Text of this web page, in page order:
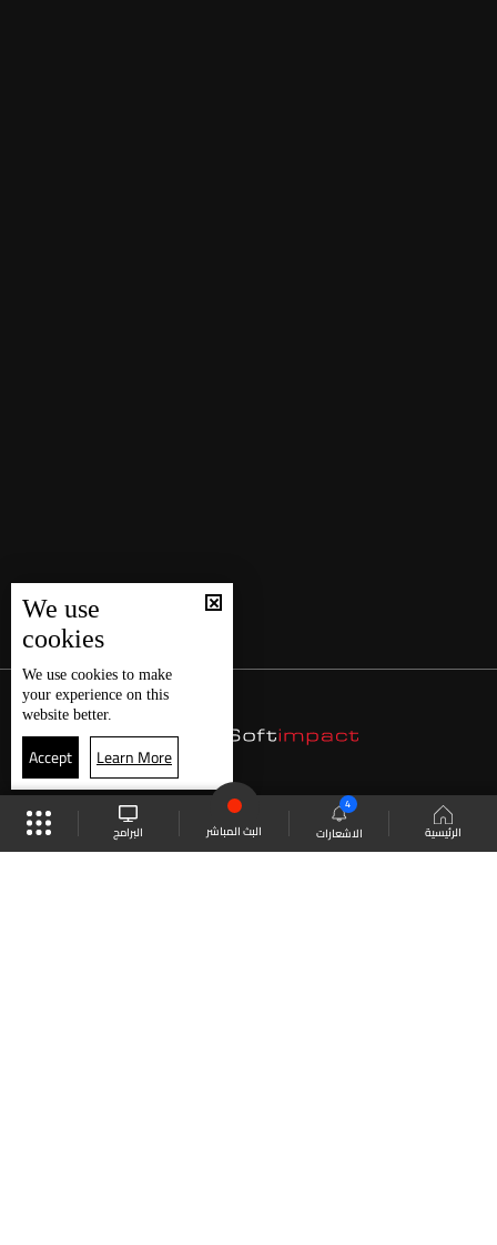
الرئيسية الاشعارات
4
البث المباشر البرامج
We use
cookies
We use cookies to make
your experience on this
website better.
Accept Learn More
موقع البرامج الجدول البث المباشر